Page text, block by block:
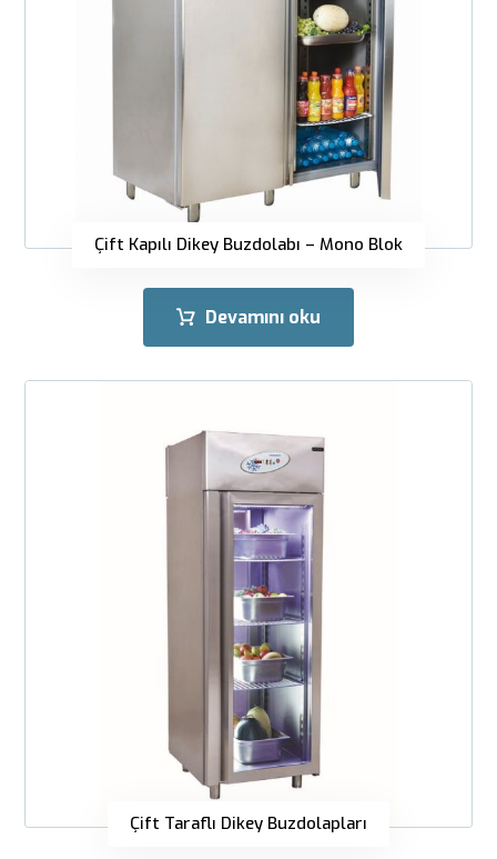
Çift Kapılı Dikey Buzdolabı – Mono Blok
Devamını oku
Çift Taraflı Dikey Buzdolapları